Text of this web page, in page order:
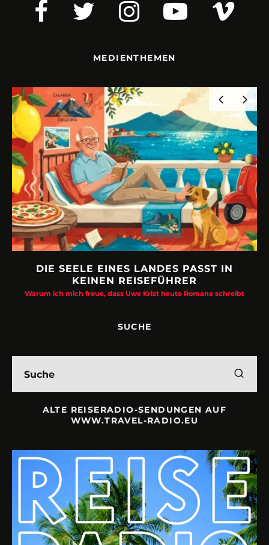
MEDIENTHEMEN
DIE SEELE EINES LANDES PASST IN
KEINEN REISEFÜHRER
Warum ich mich freue, dass Uwe Krist heute Romane schreibt
SUCHE
ALTE REISERADIO-SENDUNGEN AUF
WWW.TRAVEL-RADIO.EU